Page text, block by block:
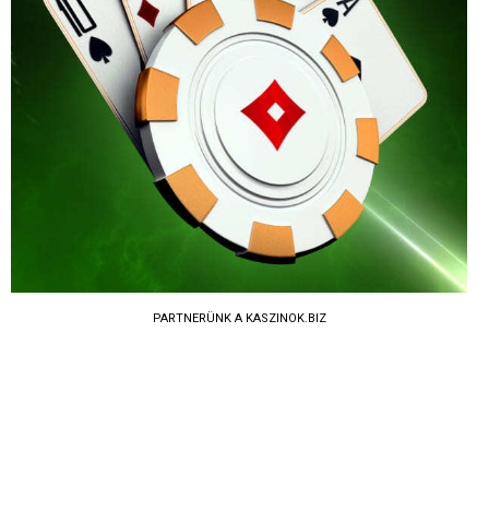
PARTNERÜNK A KASZINOK.BIZ